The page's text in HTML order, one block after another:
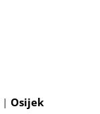
| Osijek